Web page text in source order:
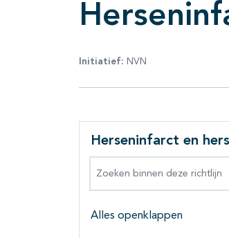
Initiatief: NVN
Herseninfarct en
Alles openklappen